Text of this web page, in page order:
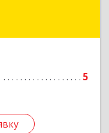
5
г, 60 лет